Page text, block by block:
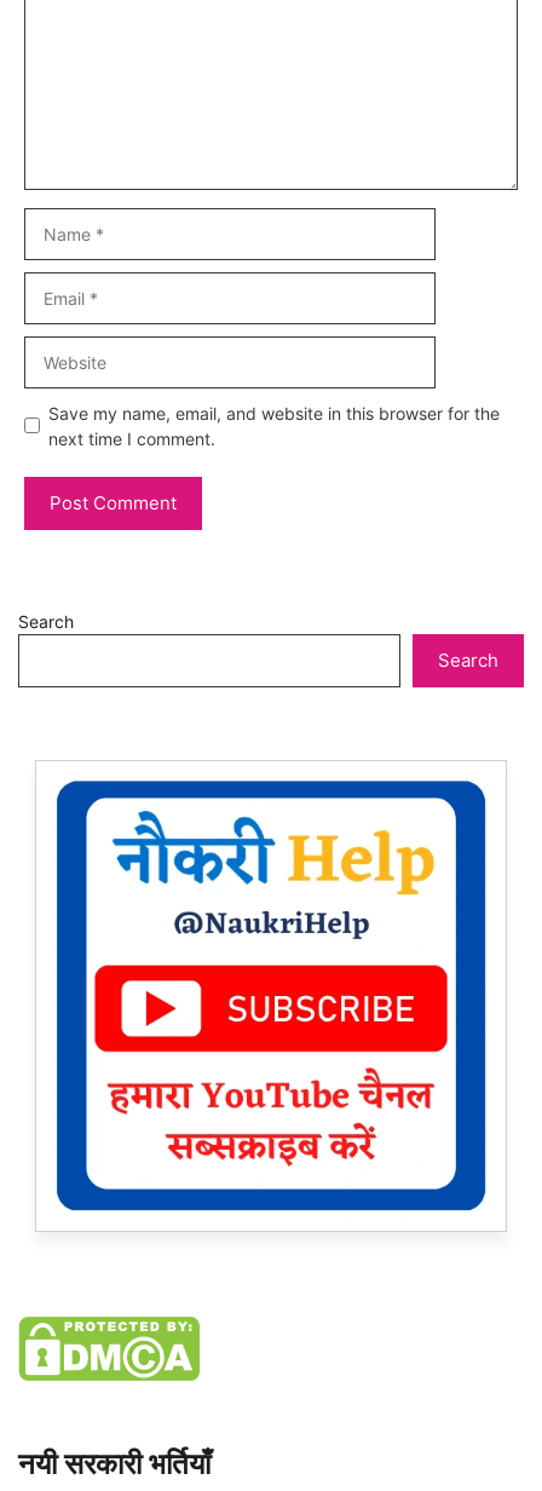
Save my name, email, and website in this browser for the
next time I comment.
Search
Search
नयी सरकारी भर्तियाँ